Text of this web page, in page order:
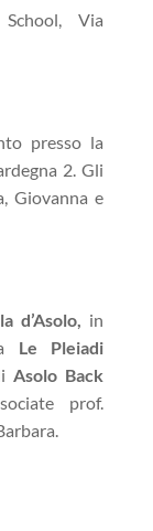
Via
presso la
2. Gli
Giovanna e
d’Asolo, in
Le Pleiadi
Asolo Back
prof.